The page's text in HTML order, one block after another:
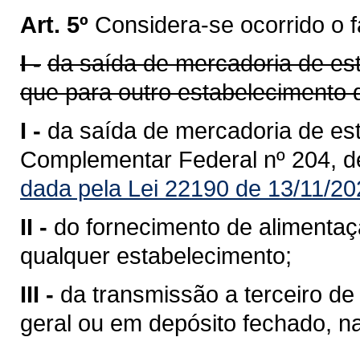
Art. 5º Considera-se ocorrido o
I - da saída de mercadoria de
que para outro estabelecimento
I - da saída de mercadoria de
Complementar Federal nº 204,
dada pela Lei 22190 de 13/11/
II - do fornecimento de
qualquer estabelecimento;
III - da transmissão a terceiro
geral ou em depósito fechado,